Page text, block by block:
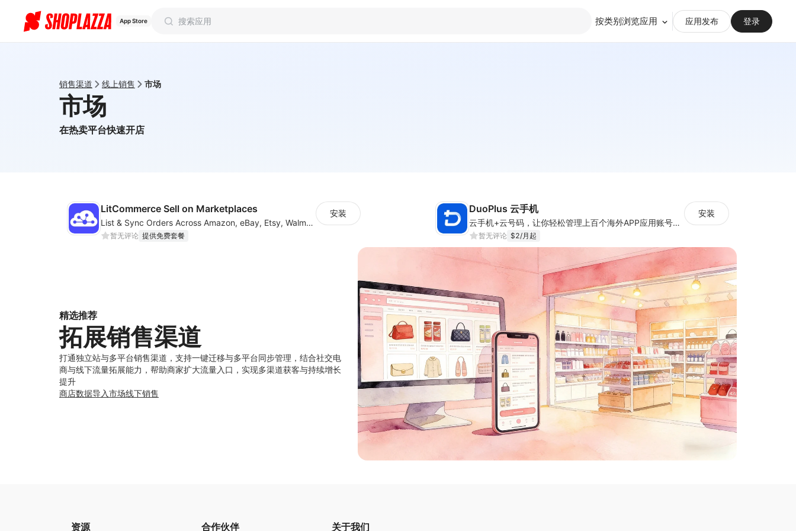
App Store 按类别浏览应用 应用发布 登录
销售渠道 线上销售 市场
市场
在热卖平台快速开店
LitCommerce Sell on Marketplaces
List & Sync Orders Across Amazon, eBay, Etsy, Walmart, TikTok Shop, and More
暂无评论 提供免费套餐
安装 DuoPlus 云手机
云手机+云号码，让你轻松管理上百个海外APP应用账号——真机环境、IP隔离、智能自动化，一键高效扩展
暂无评论 $2/月起
安装
精选推荐
拓展销售渠道
打通独立站与多平台销售渠道，支持一键迁移与多平台同步管理，结合社交电
商与线下流量拓展能力，帮助商家扩大流量入口，实现多渠道获客与持续增长
提升
商店数据导入市场线下销售
资源 合作伙伴 关于我们